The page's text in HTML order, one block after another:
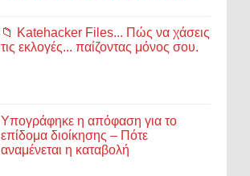
📁 Katehacker Files... Πώς να χάσεις
τις εκλογές... παίζοντας μόνος σου.
Υπογράφηκε η απόφαση για το
επίδομα διοίκησης – Πότε
αναμένεται η καταβολή